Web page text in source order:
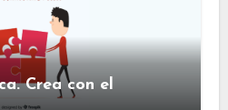
Crea con el